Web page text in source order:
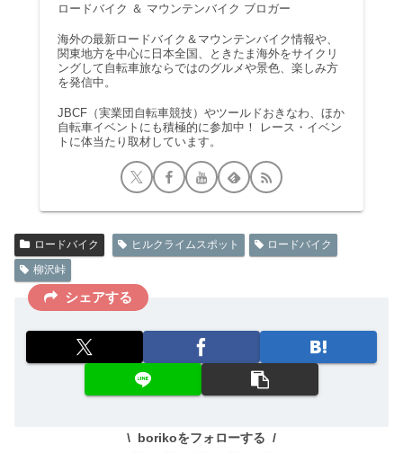
ロードバイク ＆ マウンテンバイク ブロガー
海外の最新ロードバイク＆マウンテンバイク情報や、
関東地方を中心に日本全国、ときたま海外をサイクリ
ングして自転車旅ならではのグルメや景色、楽しみ方
を発信中。
JBCF（実業団自転車競技）やツールドおきなわ、ほか
自転車イベントにも積極的に参加中！ レース・イベン
トに体当たり取材しています。
ロードバイク ヒルクライムスポット
ロードバイク
柳沢峠
シェアする
borikoをフォローする